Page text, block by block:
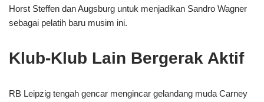
Horst Steffen dan Augsburg untuk menjadikan Sandro Wagner
sebagai pelatih baru musim ini.
Klub-Klub Lain Bergerak Aktif
RB Leipzig tengah gencar mengincar gelandang muda Carney